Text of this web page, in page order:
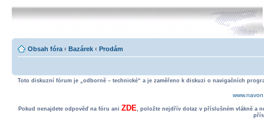
Obsah fóra ‹ Bazárek ‹ Prodám
Toto diskuzní fórum je „odborně – technické“ a je zaměřeno k diskuzi o navigačních
Pokud nenajdete odpověď na fóru ani ZDE, položte nejdřív dotaz v příslušném vlákně a